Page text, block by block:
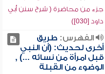
جزء من محاضرة ( شرح سنن أبي
داود [030])
الفهرس: طريق
أخرى لحديث: (أن النبي
قبل امرأة من نسائه ...) ,
الوضوء من القبلة